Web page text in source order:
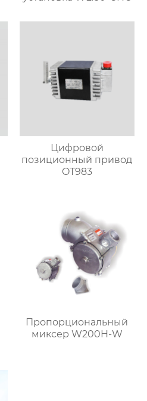
Цифровой
позиционный привод
OT983
Пропорциональный
миксер W200H-W